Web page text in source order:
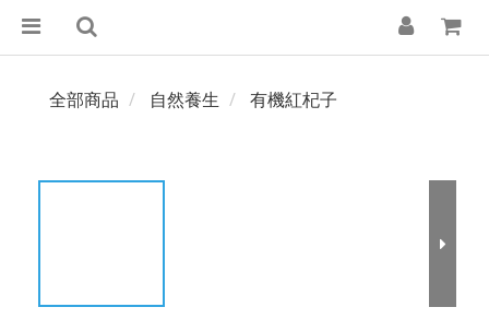
全部商品 自然養生 有機紅杞子